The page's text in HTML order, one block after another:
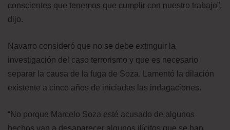
conscientes que tenemos que cumplir con nuestro trabajo”,
dijo.
Navarro consideró que no se debe extinguir la
investigación del caso terrorismo y que es necesario
separar la causa de la fuga de Soza. Lamentó la dilación
existente a cinco años de iniciadas las indagaciones.
“No porque Marcelo Soza esté acusado de algunos
hechos van a desaparecer algunos ilícitos que se han